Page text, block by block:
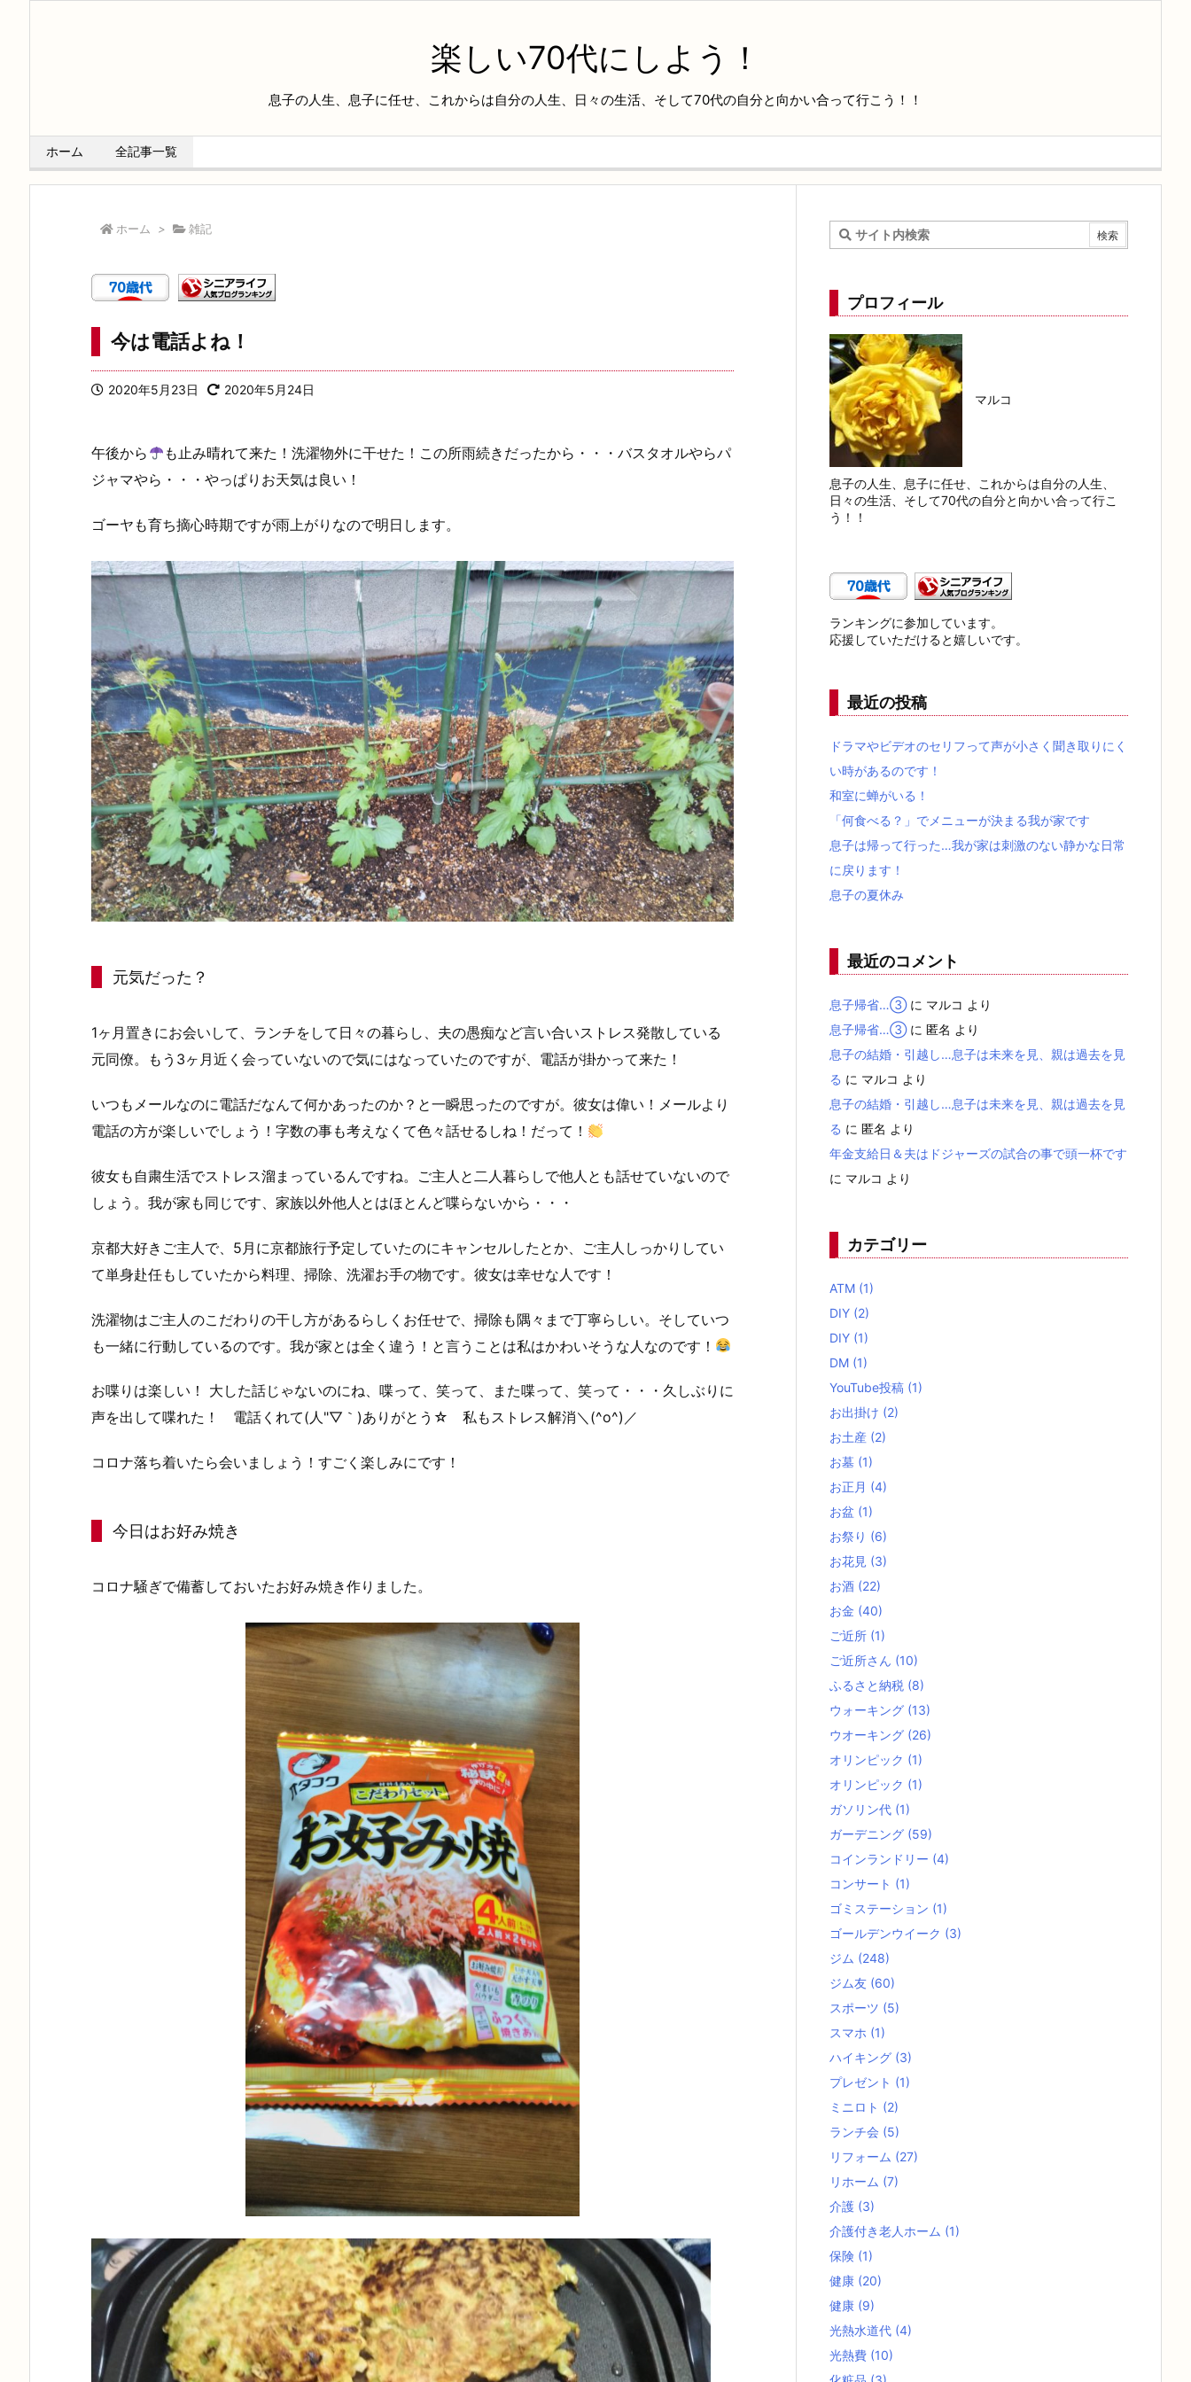
楽しい70代にしよう！
息子の人生、息子に任せ、これからは自分の人生、日々の生活、そして70代の自分と向かい合って行こう！！
ホーム 全記事一覧
ホーム > 雑記
今は電話よね！
2020年5月23日 2020年5月24日
午後から
も止み晴れて来た！洗濯物外に干せた！この所雨続きだったから・・・バスタオルやらパ
ジャマやら・・・やっぱりお天気は良い！
ゴーヤも育ち摘心時期ですが雨上がりなので明日します。
元気だった？
1ヶ月置きにお会いして、ランチをして日々の暮らし、夫の愚痴など言い合いストレス発散している
元同僚。もう3ヶ月近く会っていないので気にはなっていたのですが、電話が掛かって来た！
いつもメールなのに電話だなんて何かあったのか？と一瞬思ったのですが。彼女は偉い！メールより
電話の方が楽しいでしょう！字数の事も考えなくて色々話せるしね！だって！
彼女も自粛生活でストレス溜まっているんですね。ご主人と二人暮らしで他人とも話せていないので
しょう。我が家も同じです、家族以外他人とはほとんど喋らないから・・・
京都大好きご主人で、5月に京都旅行予定していたのにキャンセルしたとか、ご主人しっかりしてい
て単身赴任もしていたから料理、掃除、洗濯お手の物です。彼女は幸せな人です！
洗濯物はご主人のこだわりの干し方があるらしくお任せで、掃除も隅々まで丁寧らしい。そしていつ
も一緒に行動しているのです。我が家とは全く違う！と言うことは私はかわいそうな人なのです！
お喋りは楽しい！ 大した話じゃないのにね、喋って、笑って、また喋って、笑って・・・久しぶりに
声を出して喋れた！ 電話くれて(人"▽｀)ありがとう☆ 私もストレス解消＼(^o^)／
コロナ落ち着いたら会いましょう！すごく楽しみにです！
今日はお好み焼き
コロナ騒ぎで備蓄しておいたお好み焼き作りました。
プロフィール
マルコ
息子の人生、息子に任せ、これからは自分の人生、
日々の生活、そして70代の自分と向かい合って行こ
う！！
ランキングに参加しています。
応援していただけると嬉しいです。
最近の投稿
ドラマやビデオのセリフって声が小さく聞き取りにく
い時があるのです！
和室に蝉がいる！
「何食べる？」でメニューが決まる我が家です
息子は帰って行った…我が家は刺激のない静かな日常
に戻ります！
息子の夏休み
最近のコメント
息子帰省…③に マルコ より
息子帰省…③に 匿名 より
息子の結婚・引越し…息子は未来を見、親は過去を見
る に マルコ より
息子の結婚・引越し…息子は未来を見、親は過去を見
る に 匿名 より
年金支給日＆夫はドジャーズの試合の事で頭一杯です
に マルコ より
カテゴリー
ATM (1)
DIY (2)
DIY (1)
DM (1)
YouTube投稿 (1)
お出掛け (2)
お土産 (2)
お墓 (1)
お正月 (4)
お盆 (1)
お祭り (6)
お花見 (3)
お酒 (22)
お金 (40)
ご近所 (1)
ご近所さん (10)
ふるさと納税 (8)
ウォーキング (13)
ウオーキング (26)
オリンピック (1)
オリンピック (1)
ガソリン代 (1)
ガーデニング (59)
コインランドリー (4)
コンサート (1)
ゴミステーション (1)
ゴールデンウイーク (3)
ジム (248)
ジム友 (60)
スポーツ (5)
スマホ (1)
ハイキング (3)
プレゼント (1)
ミニロト (2)
ランチ会 (5)
リフォーム (27)
リホーム (7)
介護 (3)
介護付き老人ホーム (1)
保険 (1)
健康 (20)
健康 (9)
光熱水道代 (4)
光熱費 (10)